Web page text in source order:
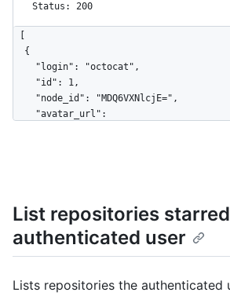
Status: 200
"https://HOSTNAME/users/octocat/
    "following_url":
"https://HOSTNAME/users/octocat/
    "gists_url":
    "starred_url":
List repositories
authenticated user
Lists repositories the authenticated